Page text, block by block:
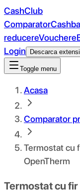
CashClub
Comparator
reducereVouchere
Login
Descarca
Toggle menu
Acasa
Comparator
Termostat cu
OpenTherm
Termostat cu